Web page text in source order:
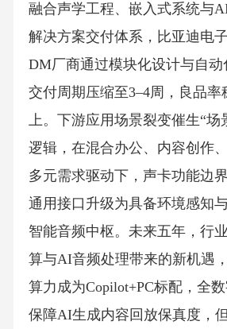
融合声学工程、嵌入式系统与
解决方案交付体系，比亚迪电
DM厂商通过模块化设计与自
交付周期压缩至3–4周，良品率
上。下游应用场景裂变催生“场
逻辑，在混合办公、内容创作
多元需求驱动下，声卡功能边
通用接口升级为具备环境感知
智能音频中枢。未来五年，行
算与AI音频处理带来的新机遇
算力成为Copilot+PC标配，全
保障AI生成内容回放保真度，